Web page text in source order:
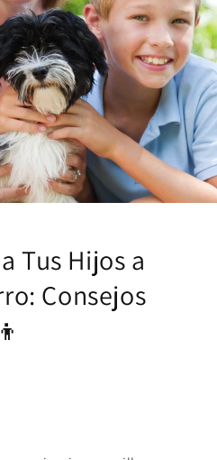
Tus Hijos a
Consejos